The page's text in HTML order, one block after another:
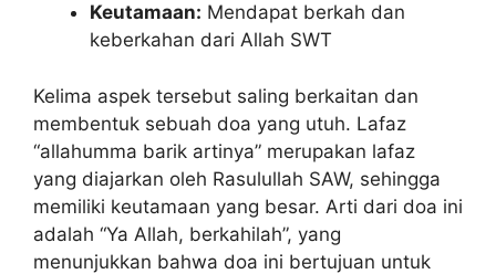
Keutamaan: Mendapat berkah dan
keberkahan dari Allah SWT
Kelima aspek tersebut saling berkaitan dan
membentuk sebuah doa yang utuh. Lafaz
“allahumma barik artinya” merupakan lafaz
yang diajarkan oleh Rasulullah SAW, sehingga
memiliki keutamaan yang besar. Arti dari doa ini
adalah “Ya Allah, berkahilah”, yang
menunjukkan bahwa doa ini bertujuan untuk